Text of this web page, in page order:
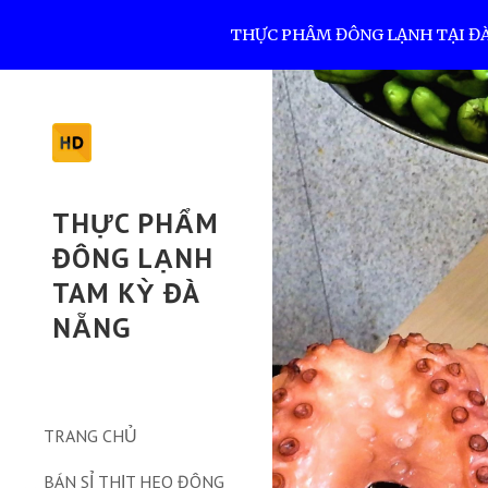
THỰC PHẨM ĐÔNG LẠNH TẠI
THỰC PHẨM
ĐÔNG LẠNH
TAM KỲ ĐÀ
NẴNG
TRANG CHỦ
BÁN SỈ THỊT HEO ĐÔNG